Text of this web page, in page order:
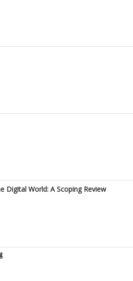
Digital World: A Scoping Review